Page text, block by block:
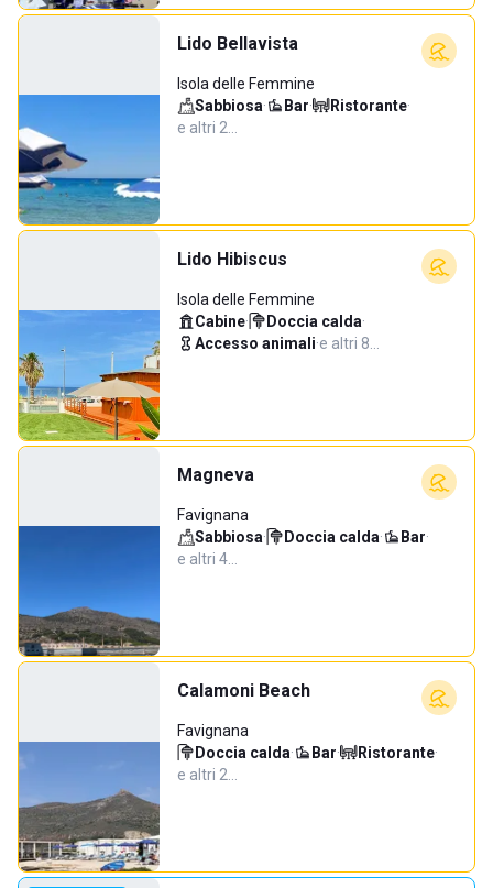
Lido Bellavista
Isola delle Femmine
Sabbiosa· Bar· Ristorante·
e altri 2…
Lido Hibiscus
Isola delle Femmine
Cabine· Doccia calda·
Accesso animali·e altri 8…
Magneva
Favignana
Sabbiosa· Doccia calda· Bar·
e altri 4…
Calamoni Beach
Favignana
Doccia calda· Bar· Ristorante·
e altri 2…